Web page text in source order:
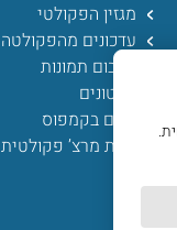
מגזין הפקולטי
עדכונים מהפקולטה
אלבום תמונות
סרטונים
חיים בקמפוס
חנות מרצ’ פקולטית